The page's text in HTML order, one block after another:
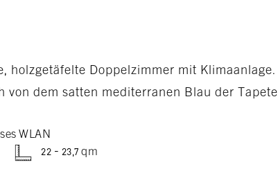
holzgetäfelte Doppelzimmer mit Klimaanlage.
von dem satten mediterranen Blau der Tapete
WLAN
22 - 23,7 qm